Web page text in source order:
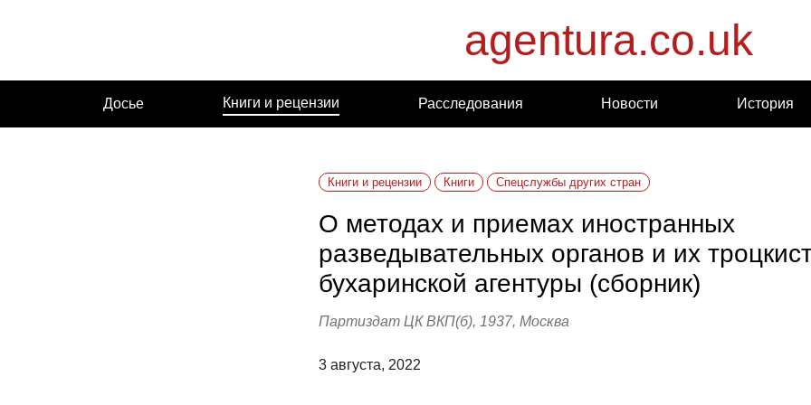
agentura.co.uk
Досье Книги и рецензии Расследования Новости История
Книги и рецензии Книги Спецслужбы других стран
О методах и приемах иностранных
разведывательных органов и их
бухаринской агентуры (сборник)
Партиздат ЦК ВКП(б), 1937, Москва
3 августа, 2022